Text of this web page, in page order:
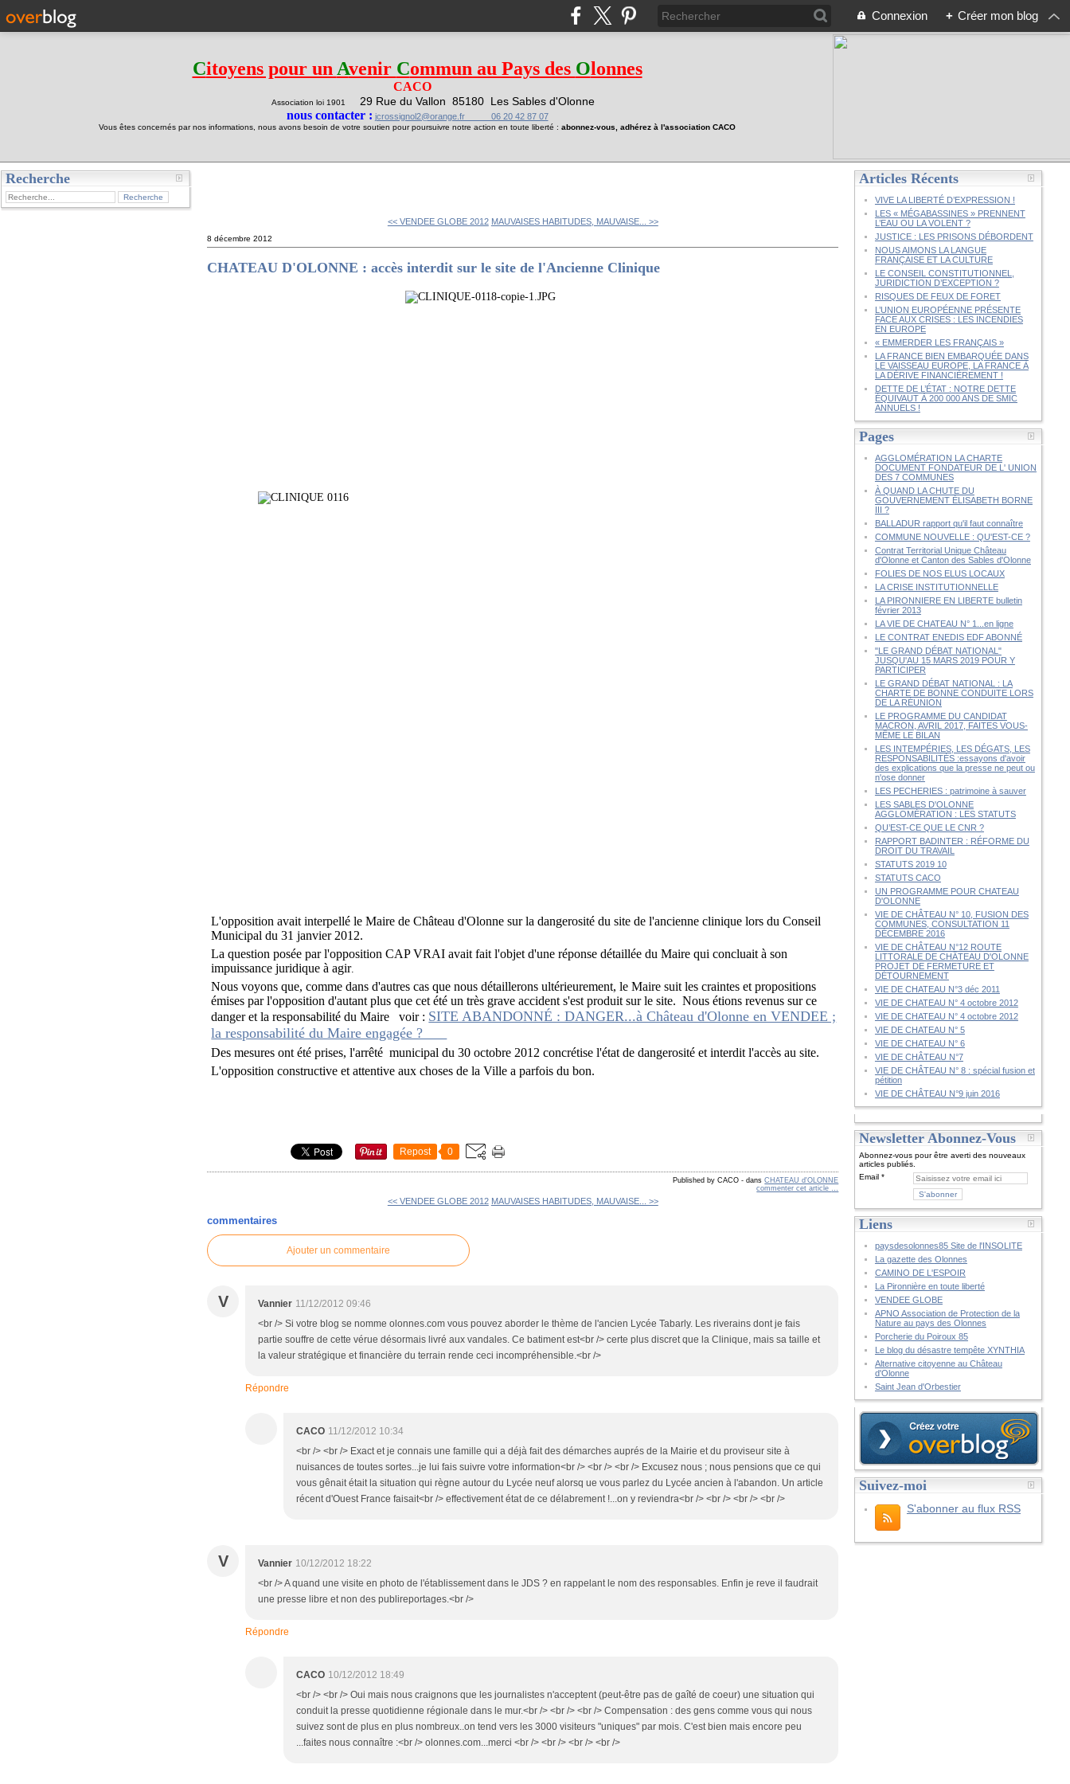
Connexion + Créer mon blog
Citoyens pour un Avenir Commun au Pays des Olonnes
CACO
Association loi 1901 29 Rue du Vallon 85180 Les Sables d'Olonne
nous contacter : jcrossignol2@orange.fr 06 20 42 87 07
Vous êtes concernés par nos informations, nous avons besoin de votre soutien pour poursuivre notre action en toute liberté : abonnez-vous, adhérez à l'association CACO
Recherche
<< VENDEE GLOBE 2012 MAUVAISES HABITUDES, MAUVAISE... >>
8 décembre 2012
CHATEAU D'OLONNE : accès interdit sur le site de l'Ancienne Clinique
L'opposition avait interpellé le Maire de Château d'Olonne sur la dangerosité du site de l'ancienne clinique lors du Conseil
Municipal du 31 janvier 2012.
La question posée par l'opposition CAP VRAI avait fait l'objet d'une réponse détaillée du Maire qui concluait à son
impuissance juridique à agir.
Nous voyons que, comme dans d'autres cas que nous détaillerons ultérieurement, le Maire suit les craintes et propositions
émises par l'opposition d'autant plus que cet été un très grave accident s'est produit sur le site. Nous étions revenus sur ce
danger et la responsabilité du Maire voir : SITE ABANDONNÉ : DANGER...à Château d'Olonne en VENDEE ;
la responsabilité du Maire engagée ?
Des mesures ont été prises, l'arrêté municipal du 30 octobre 2012 concrétise l'état de dangerosité et interdit l'accès au site.
L'opposition constructive et attentive aux choses de la Ville a parfois du bon.
Repost 0
Published by CACO - dansCHATEAU d'OLONNE
commenter cet article
<< VENDEE GLOBE 2012 MAUVAISES HABITUDES, MAUVAISE... >>
commentaires
Ajouter un commentaire
V Vannier 11/12/2012 09:46
<br /> Si votre blog se nomme olonnes.com vous pouvez aborder le thème de l'ancien Lycée Tabarly. Les riverains dont je fais
partie souffre de cette vérue désormais livré aux vandales. Ce batiment est<br /> certe plus discret que la Clinique, mais sa taille et
la valeur stratégique et financière du terrain rende ceci incompréhensible.<br />
Répondre
CACO 11/12/2012 10:34
<br /> <br /> Exact et je connais une famille qui a déjà fait des démarches auprés de la Mairie et du proviseur site à
nuisances de toutes sortes...je lui fais suivre votre information<br /> <br /> <br /> Excusez nous ; nous pensions que ce qui
vous gênait était la situation qui règne autour du Lycée neuf alorsq ue vous parlez du Lycée ancien à l'abandon. Un article
récent d'Ouest France faisait<br /> effectivement état de ce délabrement !...on y reviendra<br /> <br /> <br /> <br />
V Vannier 10/12/2012 18:22
<br /> A quand une visite en photo de l'établissement dans le JDS ? en rappelant le nom des responsables. Enfin je reve il faudrait
une presse libre et non des publireportages.<br />
Répondre
CACO 10/12/2012 18:49
<br /> <br /> Oui mais nous craignons que les journalistes n'acceptent (peut-être pas de gaîté de coeur) une situation qui
conduit la presse quotidienne régionale dans le mur.<br /> <br /> <br /> Compensation : des gens comme vous qui nous
suivez sont de plus en plus nombreux..on tend vers les 3000 visiteurs "uniques" par mois. C'est bien mais encore peu
...faites nous connaître :<br /> olonnes.com...merci <br /> <br /> <br /> <br />
Articles Récents
VIVE LA LIBERTÉ D’EXPRESSION !
LES « MÉGABASSINES » PRENNENT
L’EAU OU LA VOLENT ?
JUSTICE : LES PRISONS DÉBORDENT
NOUS AIMONS LA LANGUE
FRANÇAISE ET LA CULTURE
LE CONSEIL CONSTITUTIONNEL,
JURIDICTION D’EXCEPTION ?
RISQUES DE FEUX DE FORET
L’UNION EUROPÉENNE PRÉSENTE
FACE AUX CRISES : LES INCENDIES
EN EUROPE
« EMMERDER LES FRANÇAIS »
LA FRANCE BIEN EMBARQUÉE DANS
LE VAISSEAU EUROPE, LA FRANCE À
LA DÉRIVE FINANCIÈREMENT !
DETTE DE L’ÉTAT : NOTRE DETTE
ÉQUIVAUT À 200 000 ANS DE SMIC
ANNUELS !
Pages
AGGLOMÉRATION LA CHARTE
DOCUMENT FONDATEUR DE L' UNION
DES 7 COMMUNES
À QUAND LA CHUTE DU
GOUVERNEMENT ÉLISABETH BORNE
III ?
BALLADUR rapport qu'il faut connaître
COMMUNE NOUVELLE : QU'EST-CE ?
Contrat Territorial Unique Château
d'Olonne et Canton des Sables d'Olonne
FOLIES DE NOS ELUS LOCAUX
LA CRISE INSTITUTIONNELLE
LA PIRONNIERE EN LIBERTE bulletin
février 2013
LA VIE DE CHATEAU N° 1...en ligne
LE CONTRAT ENEDIS EDF ABONNÉ
"LE GRAND DÉBAT NATIONAL"
JUSQU'AU 15 MARS 2019 POUR Y
PARTICIPER
LE GRAND DÉBAT NATIONAL : LA
CHARTE DE BONNE CONDUITE LORS
DE LA RÉUNION
LE PROGRAMME DU CANDIDAT
MACRON, AVRIL 2017, FAITES VOUS-
MÊME LE BILAN
LES INTEMPÉRIES, LES DÉGATS, LES
RESPONSABILITÉS :essayons d'avoir
des explications que la presse ne peut ou
n'ose donner
LES PECHERIES : patrimoine à sauver
LES SABLES D'OLONNE
AGGLOMÉRATION : LES STATUTS
QU’EST-CE QUE LE CNR ?
RAPPORT BADINTER : RÉFORME DU
DROIT DU TRAVAIL
STATUTS 2019 10
STATUTS CACO
UN PROGRAMME POUR CHATEAU
D'OLONNE
VIE DE CHÂTEAU N° 10, FUSION DES
COMMUNES, CONSULTATION 11
DÉCEMBRE 2016
VIE DE CHÂTEAU N°12 ROUTE
LITTORALE DE CHÂTEAU D'OLONNE
PROJET DE FERMETURE ET
DÉTOURNEMENT
VIE DE CHATEAU N°3 déc 2011
VIE DE CHATEAU N° 4 octobre 2012
VIE DE CHATEAU N° 4 octobre 2012
VIE DE CHATEAU N° 5
VIE DE CHATEAU N° 6
VIE DE CHÂTEAU N°7
VIE DE CHÂTEAU N° 8 : spécial fusion et
pétition
VIE DE CHÂTEAU N°9 juin 2016
Newsletter Abonnez-Vous
Abonnez-vous pour être averti des nouveaux
articles publiés.
Email
Liens
paysdesolonnes85 Site de l'INSOLITE
La gazette des Olonnes
CAMINO DE L'ESPOIR
La Pironnière en toute liberté
VENDEE GLOBE
APNO Association de Protection de la
Nature au pays des Olonnes
Porcherie du Poiroux 85
Le blog du désastre tempête XYNTHIA
Alternative citoyenne au Château
d'Olonne
Saint Jean d'Orbestier
Suivez-moi
S'abonner au flux RSS